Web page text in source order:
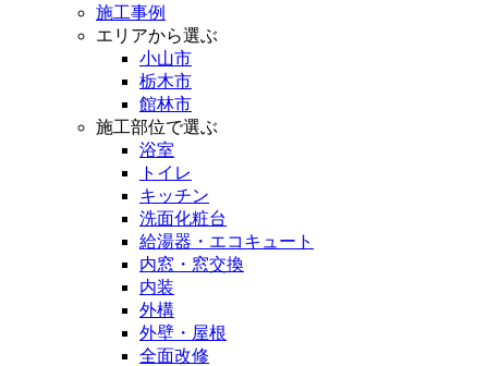
施工事例
エリアから選ぶ
小山市
栃木市
館林市
施工部位で選ぶ
浴室
トイレ
キッチン
洗面化粧台
給湯器・エコキュート
内窓・窓交換
内装
外構
外壁・屋根
全面改修